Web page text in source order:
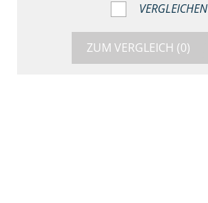
VERGLEICHEN
ZUM VERGLEICH (0)